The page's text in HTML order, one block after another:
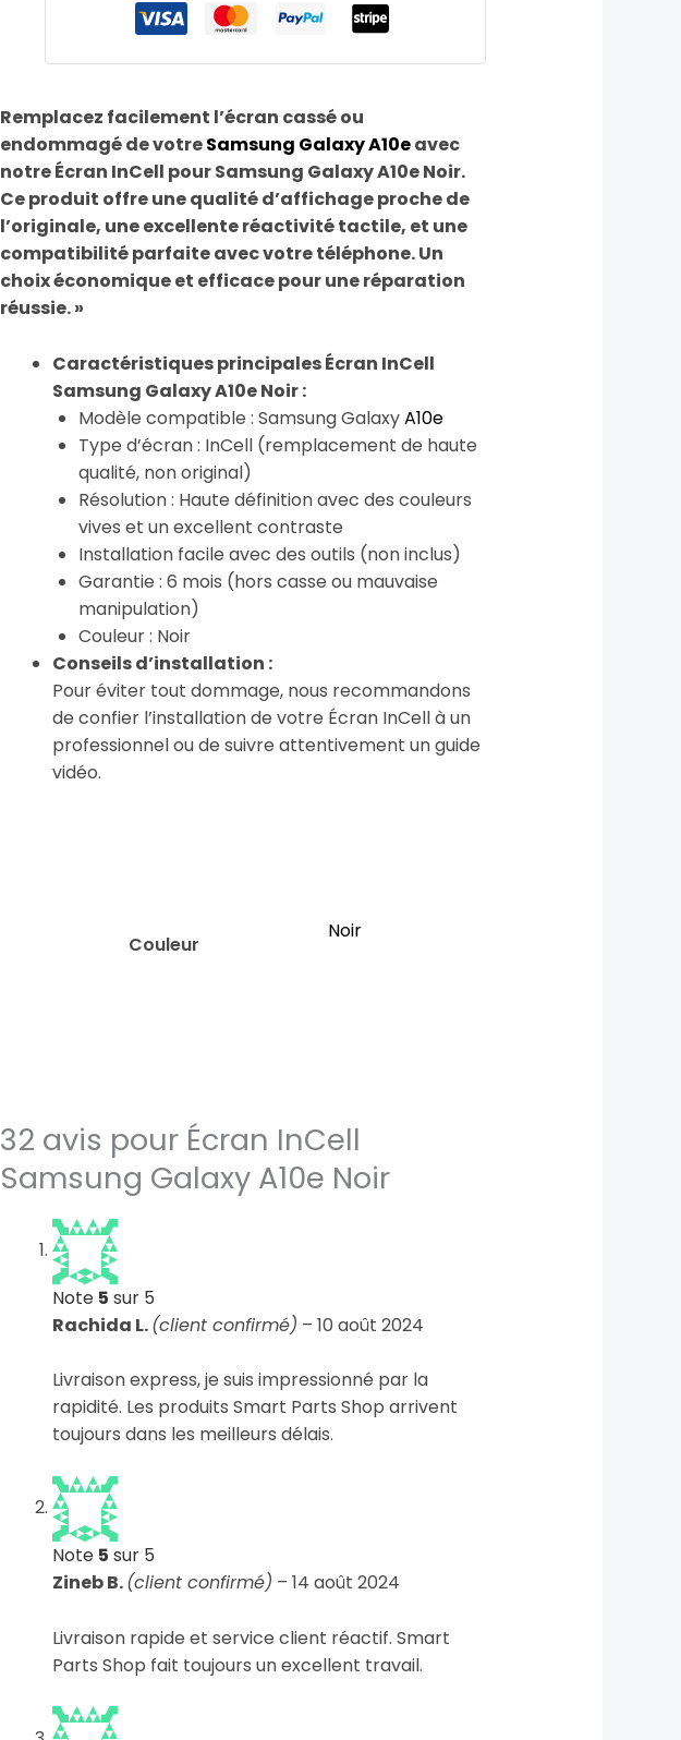
Remplacez facilement l’écran cassé ou
endommagé de votreSamsung Galaxy A10eavec
notre Écran InCell pour Samsung Galaxy A10e Noir.
Ce produit offre une qualité d’affichage proche de
l’originale, une excellente réactivité tactile, et une
compatibilité parfaite avec votre téléphone. Un
choix économique et efficace pour une réparation
réussie. »
Caractéristiques principales Écran InCell
Samsung Galaxy A10e Noir :
Modèle compatible : Samsung GalaxyA10e
Type d’écran : InCell (remplacement de haute
qualité, non original)
Résolution : Haute définition avec des couleurs
vives et un excellent contraste
Installation facile avec des outils (non inclus)
Garantie : 6 mois (hors casse ou mauvaise
manipulation)
Couleur : Noir
Conseils d’installation :
Pour éviter tout dommage, nous recommandons
de confier l’installation de votre Écran InCell à un
professionnel ou de suivre attentivement un guide
vidéo.
Couleur
Noir
32 avis pour Écran InCell
Samsung Galaxy A10e Noir
Note 5 sur 5
Rachida L.(client confirmé) – 10 août 2024
Livraison express, je suis impressionné par la
rapidité. Les produits Smart Parts Shop arrivent
toujours dans les meilleurs délais.
Note 5 sur 5
Zineb B.(client confirmé) – 14 août 2024
Livraison rapide et service client réactif. Smart
Parts Shop fait toujours un excellent travail.